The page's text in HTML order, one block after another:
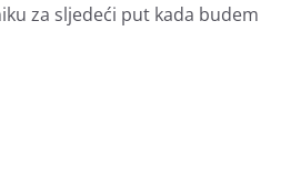
za sljedeći put kada budem